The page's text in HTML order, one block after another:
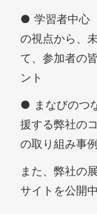
● 学習者中心
の視点から、
て、参加者の
ント
● まなびのつ
援する弊社の
の取り組み事
また、弊社の
サイトを公開中